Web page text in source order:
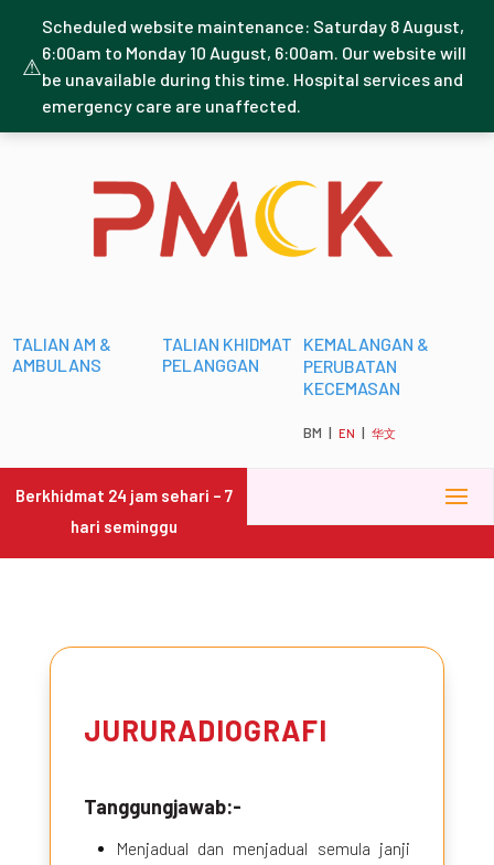
TALIAN AM &
AMBULANS
TALIAN KHIDMAT
PELANGGAN
KEMALANGAN &
PERUBATAN
KECEMASAN
BM |EN |华文
Berkhidmat 24 jam sehari – 7
hari seminggu
JURURADIOGRAFI
Tanggungjawab:-
Menjadual dan menjadual semula janji
⚠
Scheduled website maintenance: Saturday 8 August,
6:00am to Monday 10 August, 6:00am. Our website will
be unavailable during this time. Hospital services and
emergency care are unaffected.